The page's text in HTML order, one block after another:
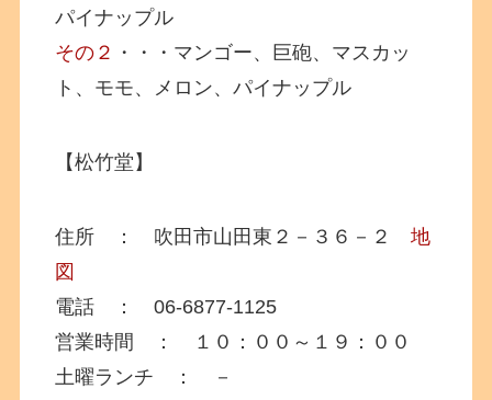
パイナップル
その２ ・・・マンゴー、巨砲、マスカッ
ト、モモ、メロン、パイナップル
【松竹堂】
住所 ： 吹田市山田東２－３６－２地
図
電話 ： 06-6877-1125
営業時間 ： １０：００～１９：００
土曜ランチ ： －